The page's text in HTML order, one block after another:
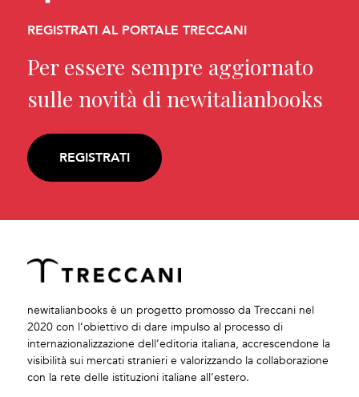
REGISTRATI AL PORTALE TRECCANI
Per essere sempre aggiornato
sulle novità di newitalianbooks
REGISTRATI
newitalianbooks è un progetto promosso da Treccani nel
2020 con l’obiettivo di dare impulso al processo di
internazionalizzazione dell’editoria italiana, accrescendone la
visibilità sui mercati stranieri e valorizzando la collaborazione
con la rete delle istituzioni italiane all’estero.